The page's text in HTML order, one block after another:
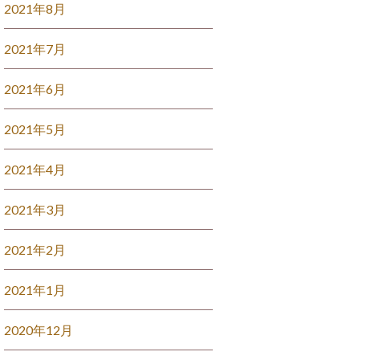
2021年8月
2021年7月
2021年6月
2021年5月
2021年4月
2021年3月
2021年2月
2021年1月
2020年12月